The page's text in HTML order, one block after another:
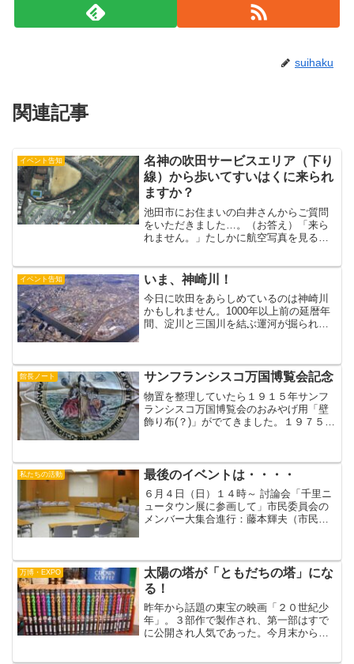
suihaku
関連記事
イベント告知
名神の吹田サービスエリア（下り
線）から歩いてすいはくに来られ
ますか？
池田市にお住まいの白井さんからご質問
をいただきました…。（お答え）「来ら
れません。」たしかに航空写真を見る
い至近距離、ほとんど背中合わせです。
（上の写真をクリック！）しか...
イベント告知 いま、神崎川！
今日に吹田をあらしめているのは神崎川
かもしれません。1000年以上前の延暦年
間、淀川と三国川を結ぶ運河が掘られ、
地、庶民の往来（吹田の渡し）、アサヒ
ビールの運搬、旭川紡...
館長ノート サンフランシスコ万国博覧会記念
物置を整理していたら１９１５年サンフ
ランシスコ万国博覧会のおみやげ用「壁
飾り布(？)」がでてきました。１９７５年
マ運河開通と太平洋発...
私たちの活動 最後のイベントは・・・・
６月４日（日）１４時～ 討論会「千里ニ
ュータウン展に参画して」市民委員会の
メンバー大集合進行：藤本輝夫（市民委
万博・EXPO
太陽の塔が「ともだちの塔」にな
る！
昨年から話題の東宝の映画「２０世紀少
年」。３部作で製作され、第一部はすで
に公開され人気であった。今月末からＤ